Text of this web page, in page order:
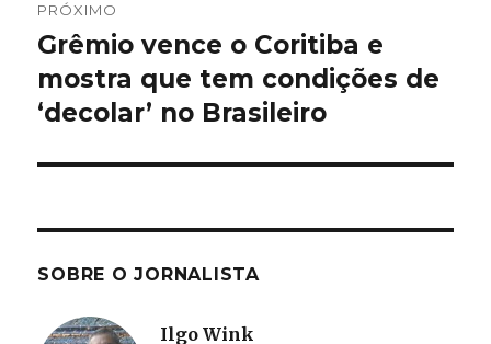
PRÓXIMO
Próximo
post:
Grêmio vence o Coritiba e
mostra que tem condições de
‘decolar’ no Brasileiro
SOBRE O JORNALISTA
Ilgo Wink